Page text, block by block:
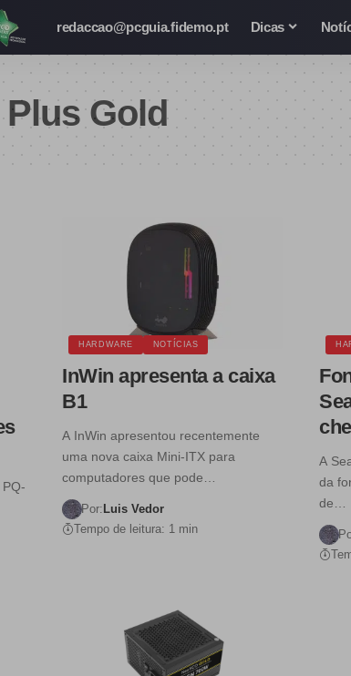
redaccao@pcguia.fidemo.pt Dicas
Plus Gold
HARDWARE NOTÍCIAS
InWin apresenta a caixa
B1
A InWin apresentou recentemente
uma nova caixa Mini-ITX para
computadores que pode…
Por: Luis Vedor
Tempo de leitura: 1 min
A
da
de…